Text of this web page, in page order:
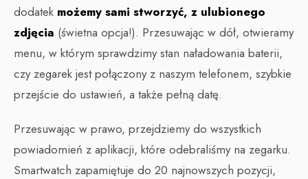
dodatek możemy sami stworzyć, z ulubionego
zdjęcia (świetna opcja!). Przesuwając w dół, otwieramy
menu, w którym sprawdzimy stan naładowania baterii,
czy zegarek jest połączony z naszym telefonem, szybkie
przejście do ustawień, a także pełną datę.
Przesuwając w prawo, przejdziemy do wszystkich
powiadomień z aplikacji, które odebraliśmy na zegarku.
Smartwatch zapamiętuje do 20 najnowszych pozycji,